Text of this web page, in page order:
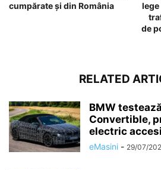
cumpărate și din România
de
RELATED
BMW
Convertible,
electric
eMasini - 29/07/